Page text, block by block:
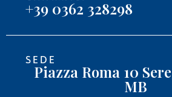
+39 0362 328298
SEDE
Piazza Roma 10
MB